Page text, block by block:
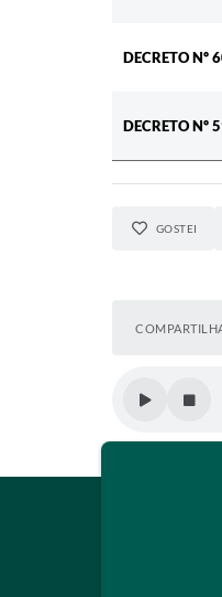
DECRETO Nº
DECRETO Nº
GOSTEI